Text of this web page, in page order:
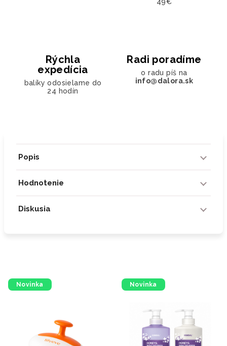
Rýchla
expedícia
balíky odosielame do
24 hodín
Radi poradíme
o radu píš na
info@dalora.sk
Popis
Hodnotenie
Diskusia
Novinka Novinka